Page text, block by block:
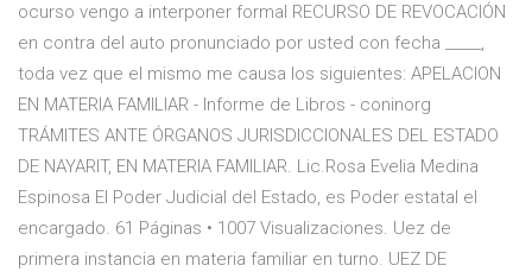
ocurso vengo a interponer formal RECURSO DE REVOCACIÓN
en contra del auto pronunciado por usted con fecha _____,
toda vez que el mismo me causa los siguientes: APELACION
EN MATERIA FAMILIAR - Informe de Libros - coninorg
TRÁMITES ANTE ÓRGANOS JURISDICCIONALES DEL ESTADO
DE NAYARIT, EN MATERIA FAMILIAR. Lic.Rosa Evelia Medina
Espinosa El Poder Judicial del Estado, es Poder estatal el
encargado. 61 Páginas • 1007 Visualizaciones. Uez de
primera instancia en materia familiar en turno. UEZ DE